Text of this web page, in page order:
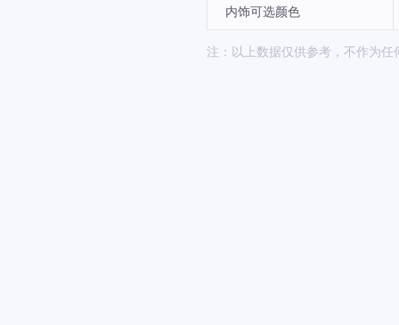
内饰可选颜色
注：以上数据仅供参考，不作为